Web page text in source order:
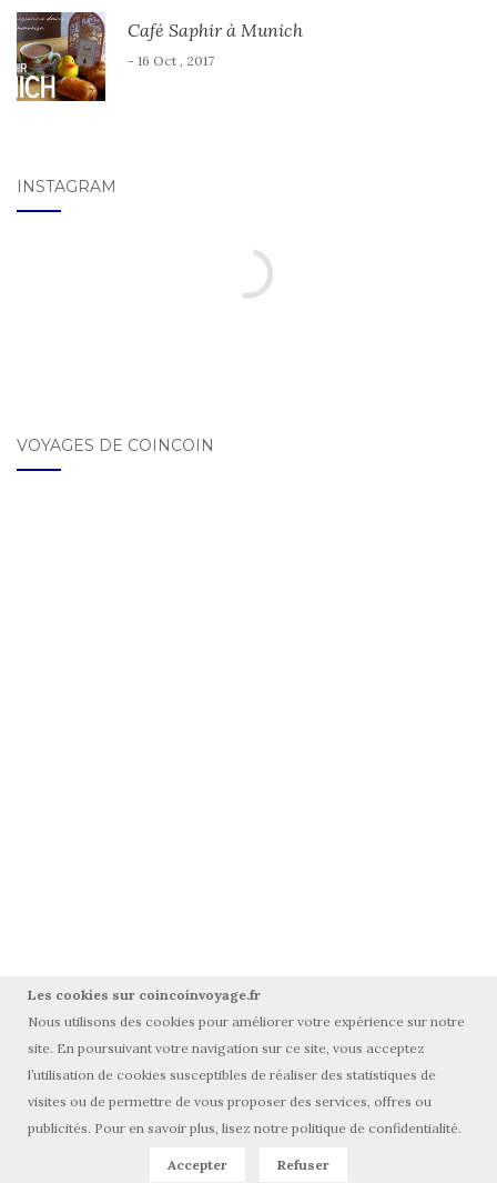
Café Saphir à Munich
- 16 Oct , 2017
INSTAGRAM
VOYAGES DE COINCOIN
Les cookies sur coincoinvoyage.fr
Nous utilisons des cookies pour améliorer votre expérience sur notre
site. En poursuivant votre navigation sur ce site, vous acceptez
l’utilisation de cookies susceptibles de réaliser des statistiques de
visites ou de permettre de vous proposer des services, offres ou
publicités. Pour en savoir plus, lisez notre politique de confidentialité.
Accepter Refuser